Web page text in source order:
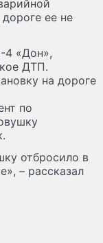
ее не
4 «Дон»,
ДТП.
на дороге
по
отбросило в
– рассказал